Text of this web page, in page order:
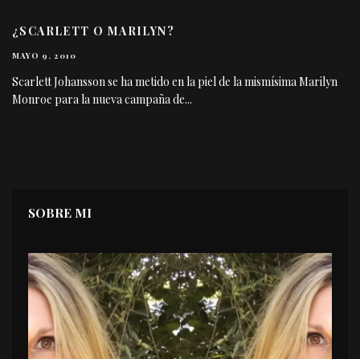
¿SCARLETT O MARILYN?
MAYO 9, 2010
Scarlett Johansson se ha metido en la piel de la mismísima Marilyn
Monroe para la nueva campaña de...
SOBRE MI